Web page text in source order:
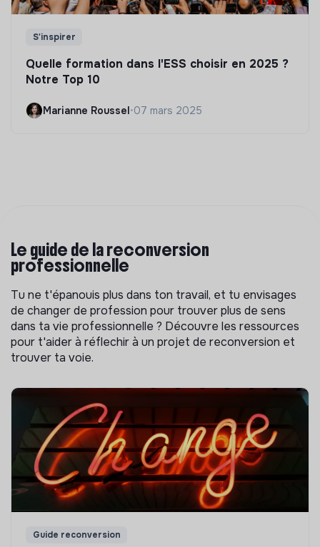
S'inspirer
Quelle formation dans l'ESS choisir en 2025 ?
Notre Top 10
Marianne Roussel•07 mars 2025
Le guide de la reconversion
professionnelle
Tu ne t'épanouis plus dans ton travail, et tu envisages
de changer de profession pour trouver plus de sens
dans ta vie professionnelle ? Découvre les ressources
pour t'aider à réflechir à un projet de reconversion et
trouver ta voie.
Guide reconversion